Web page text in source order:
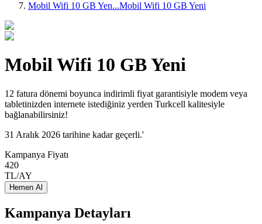
Mobil Wifi 10 GB Yen...Mobil Wifi 10 GB Yeni
Mobil Wifi 10 GB Yeni
​​​​12 fatura dönemi boyunca indirimli fiyat garantisiyle modem veya
tabletinizden internete istediğiniz yerden Turkcell kalitesiyle
bağlanabilirsiniz!​
31 Aralık 2026 tarihine kadar geçerli.'
Kampanya Fiyatı
420
TL/AY
Hemen Al
Kampanya Detayları